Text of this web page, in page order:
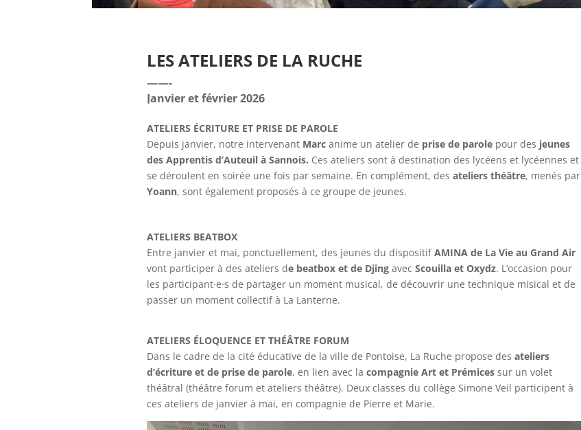
LES ATELIERS DE LA RUCHE
——-
Janvier et février 2026
ATELIERS ÉCRITURE ET PRISE DE PAROLE
Depuis janvier, notre intervenant Marcanime un atelier de prise de parolepour des jeunes
des Apprentis d’Auteuil à Sannois. Ces ateliers sont à destination des lycéens et lycéennes et
se déroulent en soirée une fois par semaine. En complément, des ateliers théâtre, menés par
Yoann, sont également proposés à ce groupe de jeunes.
ATELIERS BEATBOX
Entre janvier et mai, ponctuellement, des jeunes du dispositifAMINA de La Vie au Grand Air
vont participer à des ateliers de beatbox et de Djingavec Scouilla et Oxydz. L’occasion pour
les participant·e·s de partager un moment musical, de découvrir une technique misical et de
passer un moment collectif à La Lanterne.
ATELIERS ÉLOQUENCE ET THÉÂTRE FORUM
Dans le cadre de la cité éducative de la ville de Pontoise, La Ruche propose des ateliers
d’écriture et de prise de parole, en lien avec la compagnie Art et Prémicessur un volet
théâtral (théâtre forum et ateliers théâtre). Deux classes du collège Simone Veil participent à
ces ateliers de janvier à mai, en compagnie de Pierre et Marie.